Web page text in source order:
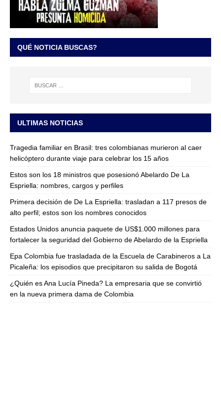
QUÉ NOTICIA BUSCAS?
ULTIMAS NOTICIAS
Tragedia familiar en Brasil: tres colombianas murieron al caer
helicóptero durante viaje para celebrar los 15 años
Estos son los 18 ministros que posesionó Abelardo De La
Espriella: nombres, cargos y perfiles
Primera decisión de De La Espriella: trasladan a 117 presos de
alto perfil; estos son los nombres conocidos
Estados Unidos anuncia paquete de US$1.000 millones para
fortalecer la seguridad del Gobierno de Abelardo de la Espriella
Epa Colombia fue trasladada de la Escuela de Carabineros a La
Picaleña: los episodios que precipitaron su salida de Bogotá
¿Quién es Ana Lucía Pineda? La empresaria que se convirtió
en la nueva primera dama de Colombia